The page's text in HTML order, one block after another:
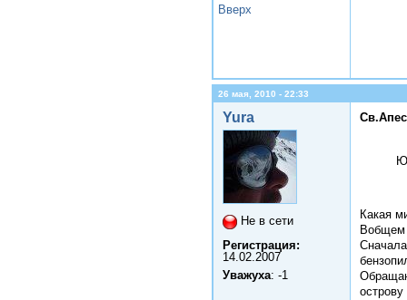
Вверх
26 мая, 2010 - 22:33
Yura
Не в сети
Регистрация:
14.02.2007
Уважуха: -1
Какая
Вобщем